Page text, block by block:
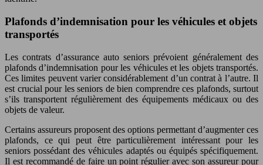
Plafonds d’indemnisation pour les véhicules et objets
transportés
Les contrats d’assurance auto seniors prévoient généralement des
plafonds d’indemnisation pour les véhicules et les objets transportés.
Ces limites peuvent varier considérablement d’un contrat à l’autre. Il
est crucial pour les seniors de bien comprendre ces plafonds, surtout
s’ils transportent régulièrement des équipements médicaux ou des
objets de valeur.
Certains assureurs proposent des options permettant d’augmenter ces
plafonds, ce qui peut être particulièrement intéressant pour les
seniors possédant des véhicules adaptés ou équipés spécifiquement.
Il est recommandé de faire un point régulier avec son assureur pour